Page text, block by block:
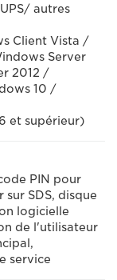
autres
Client Vista /
Server
2012 /
10 /
et supérieur)
PIN pour
SDS, disque
logicielle
de l'utilisateur
service